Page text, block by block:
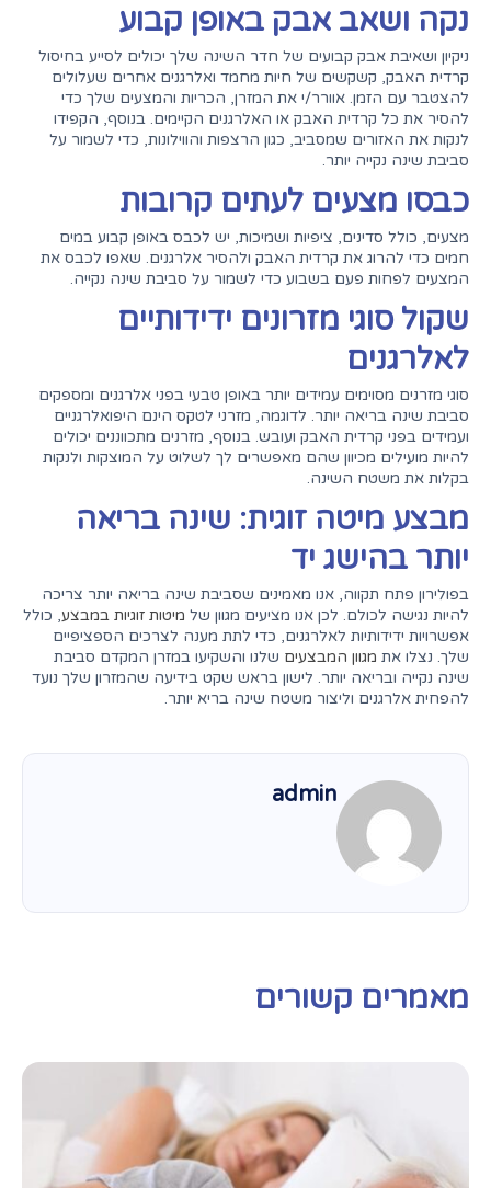
נקה ושאב אבק באופן קבוע
ניקיון ושאיבת אבק קבועים של חדר השינה שלך יכולים לסייע בחיסול
קרדית האבק, קשקשים של חיות מחמד ואלרגנים אחרים שעלולים
להצטבר עם הזמן. אוורר/י את המזרן, הכריות והמצעים שלך כדי
להסיר את כל קרדית האבק או האלרגנים הקיימים. בנוסף, הקפידו
לנקות את האזורים שמסביב, כגון הרצפות והווילונות, כדי לשמור על
סביבת שינה נקייה יותר.
כבסו מצעים לעתים קרובות
מצעים, כולל סדינים, ציפיות ושמיכות, יש לכבס באופן קבוע במים
חמים כדי להרוג את קרדית האבק ולהסיר אלרגנים. שאפו לכבס את
המצעים לפחות פעם בשבוע כדי לשמור על סביבת שינה נקייה.
שקול סוגי מזרונים ידידותיים
לאלרגנים
סוגי מזרנים מסוימים עמידים יותר באופן טבעי בפני אלרגנים ומספקים
סביבת שינה בריאה יותר. לדוגמה, מזרני לטקס הינם היפואלרגניים
ועמידים בפני קרדית האבק ועובש. בנוסף, מזרנים מתכווננים יכולים
להיות מועילים מכיוון שהם מאפשרים לך לשלוט על המוצקות ולנקות
בקלות את משטח השינה.
מבצע מיטה זוגית: שינה בריאה
יותר בהישג יד
בפולירון פתח תקווה, אנו מאמינים שסביבת שינה בריאה יותר צריכה
להיות נגישה לכולם. לכן אנו מציעים מגוון של מיטות זוגיות במבצע, כולל
אפשרויות ידידותיות לאלרגנים, כדי לתת מענה לצרכים הספציפיים
שלך. נצלו את מגוון המבצעים שלנו והשקיעו במזרן המקדם סביבת
שינה נקייה ובריאה יותר. לישון בראש שקט בידיעה שהמזרון שלך נועד
להפחית אלרגנים וליצור משטח שינה בריא יותר.
admin
מאמרים קשורים